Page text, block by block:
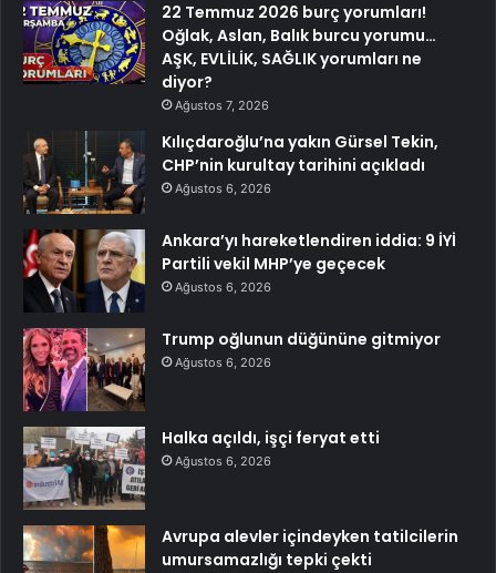
22 Temmuz 2026 burç yorumları!
Oğlak, Aslan, Balık burcu yorumu…
AŞK, EVLİLİK, SAĞLIK yorumları ne
diyor?
Ağustos 7, 2026
Kılıçdaroğlu’na yakın Gürsel Tekin,
CHP’nin kurultay tarihini açıkladı
Ağustos 6, 2026
Ankara’yı hareketlendiren iddia: 9 İYİ
Partili vekil MHP’ye geçecek
Ağustos 6, 2026
Trump oğlunun düğününe gitmiyor
Ağustos 6, 2026
Halka açıldı, işçi feryat etti
Ağustos 6, 2026
Avrupa alevler içindeyken tatilcilerin
umursamazlığı tepki çekti